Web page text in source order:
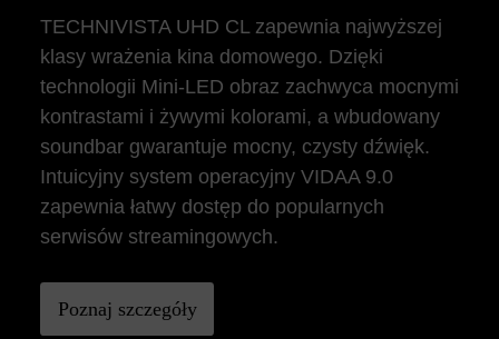
TECHNIVISTA UHD CL zapewnia najwyższej
klasy wrażenia kina domowego. Dzięki
technologii Mini-LED obraz zachwyca mocnymi
kontrastami i żywymi kolorami, a wbudowany
soundbar gwarantuje mocny, czysty dźwięk.
Intuicyjny system operacyjny VIDAA 9.0
zapewnia łatwy dostęp do popularnych
serwisów streamingowych.
Poznaj szczegóły